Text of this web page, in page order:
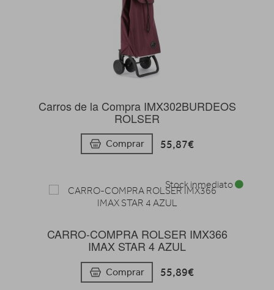
Carros de la Compra IMX302BURDEOS
ROLSER
Comprar 55,87€
CARRO-COMPRA ROLSER IMX366
IMAX STAR 4 AZUL
Comprar 55,89€
Stock inmediato